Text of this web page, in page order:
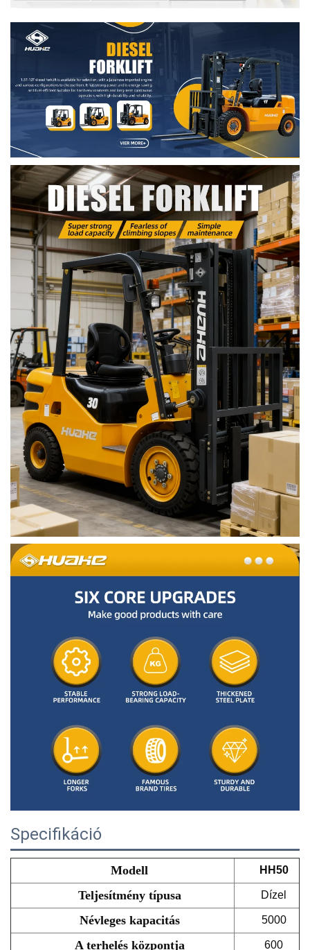
Specifikáció
Modell HH50
Teljesítmény típusa Dízel
Névleges kapacitás 5000
A terhelés központja 600